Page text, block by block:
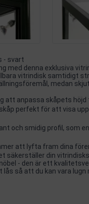
- svart
med denna exklusiva
vitrindisk samtidigt
medan
anpassa skåpets höjd
perfekt för att visa
och smidig profil, som
att lyfta fram dina
säkerställer din
- den är ett
så att du kan vara